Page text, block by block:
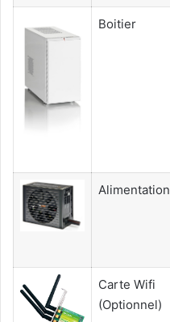
Boitier
Alimentation
Carte Wifi
(Optionnel)